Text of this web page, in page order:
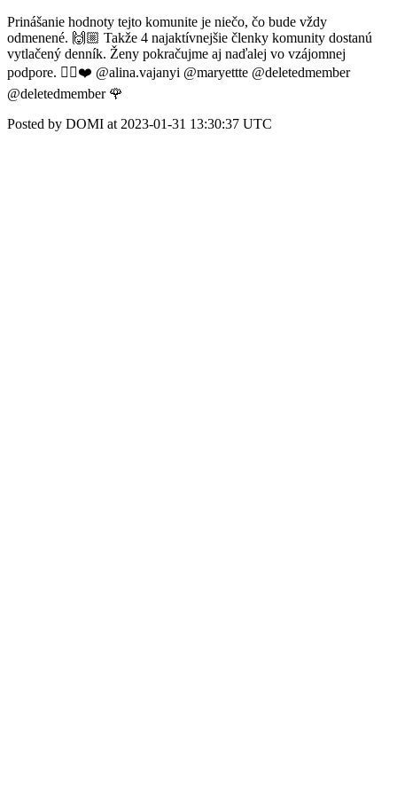
Prinášanie hodnoty tejto komunite je niečo, čo bude vždy
odmenené. 🙌🏼 Takže 4 najaktívnejšie členky komunity dostanú
vytlačený denník. Ženy pokračujme aj naďalej vo vzájomnej
podpore. 👯‍♀️❤️ @alina.vajanyi @maryettte @deletedmember
@deletedmember 🌹
Posted by DOMI at 2023-01-31 13:30:37 UTC